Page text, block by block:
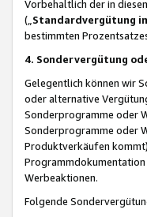
Vorbehaltlich der in
(„ Standardvergütung
bestimmten
4. Sondervergütung
Gelegentlich können wir
oder alternative Vergütung
Sonderprogramme oder
Sonderprogramme oder
Produktverkäufen
Werbeaktionen.
Folgende